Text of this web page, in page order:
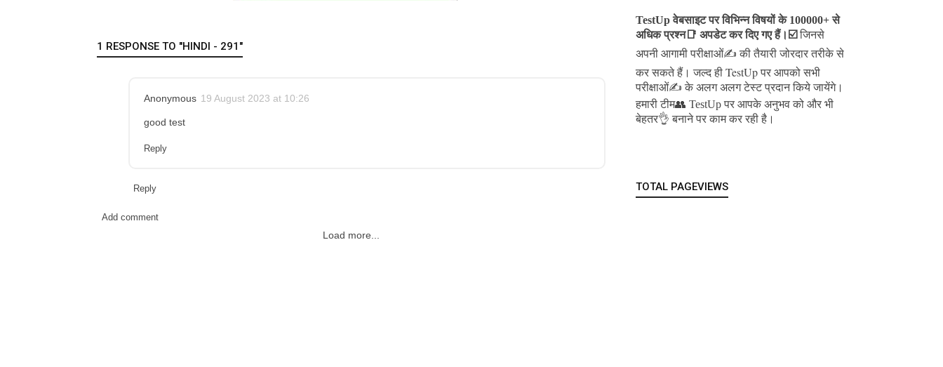
1 RESPONSE TO "HINDI - 291"
Anonymous 19 August 2023 at 10:26
good test
Reply
Reply
Add comment
Load more...
TestUp वेबसाइट पर विभिन्न विषयों के 100000+ से
अधिक प्रश्न📑 अपडेट कर दिए गए हैं। ☑️ जिनसे
अपनी आगामी परीक्षाओं✍️ की तैयारी जोरदार तरीके से
कर सकते हैं।जल्द ही TestUp पर आपको सभी
परीक्षाओं✍️ के अलग अलग टेस्ट प्रदान किये जायेंगे।
हमारी टीम👥 TestUp पर आपके अनुभव को और भी
बेहतर👌 बनाने पर काम कर रही है।
TOTAL PAGEVIEWS